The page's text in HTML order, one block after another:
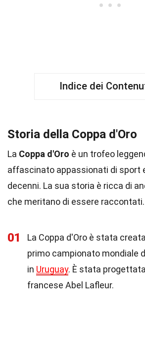
Indice dei
Storia della Coppa d'Oro
La Coppa d'Oro è un trofeo
affascinato appassionati di sport
decenni. La sua storia è ricca di
che meritano di essere raccontati.
01
La Coppa d'Oro è stata
primo campionato mondiale
in Uruguay. È stata
francese Abel Lafleur.